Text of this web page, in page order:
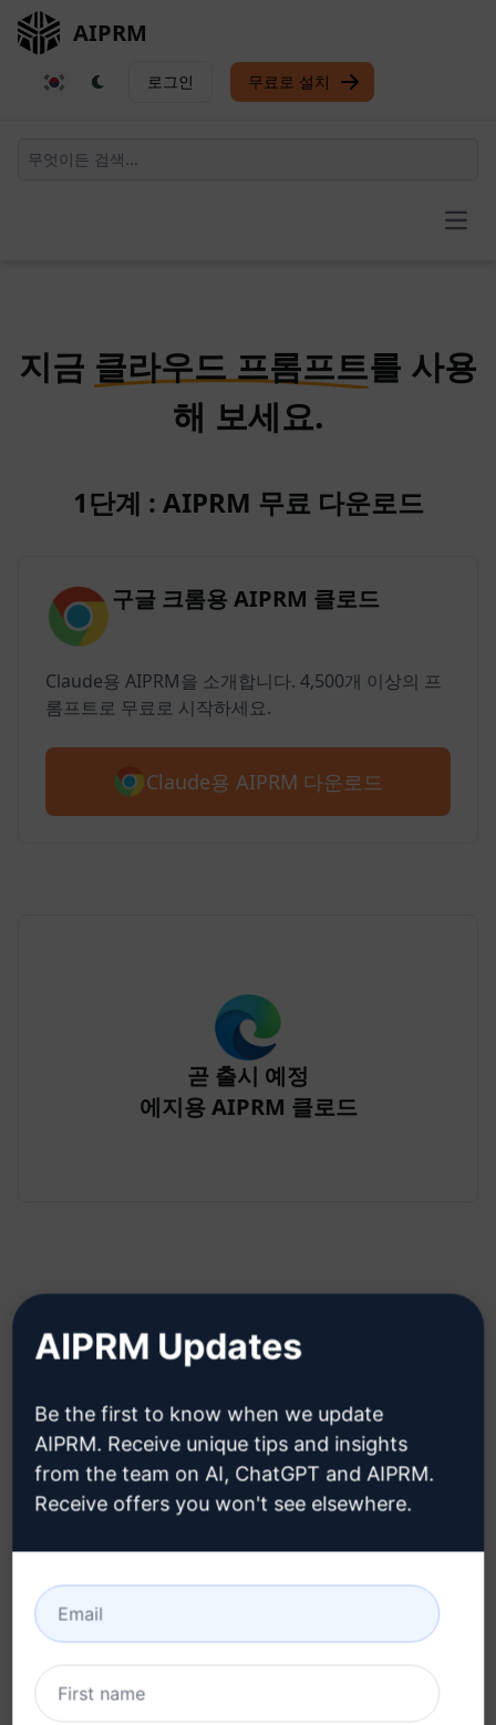
AIPRM
로그인 무료로 설치
지금 클라우드 프롬프트를 사용
해 보세요.
1단계 : AIPRM 무료 다운로드
구글 크롬용 AIPRM 클로드
Claude용 AIPRM을 소개합니다. 4,500개 이상의 프
롬프트로 무료로 시작하세요.
Claude용 AIPRM 다운로드
곧 출시 예정
에지용 AIPRM 클로드
2단계: Claude 계정 만들기
클라우데 계정을 만드는 방법을 알
아보려면 여기를 클릭하세요.
3단계: Claude에서 프롬프트 사용
지금 Claude에서 프롬프트를 사용해 보세요.
AIPRM Updates
Be the first to know when we update
AIPRM. Receive unique tips and insights
from the team on AI, ChatGPT and AIPRM.
Receive offers you won't see elsewhere.